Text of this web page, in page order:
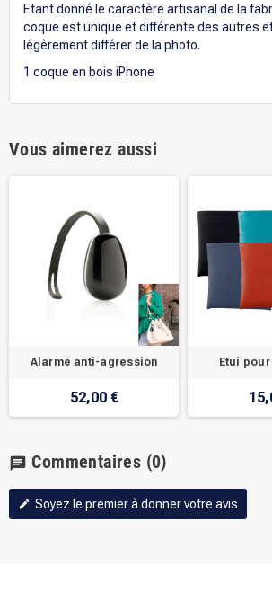
Etant donné le caractère artisanal de la
coque est unique et différente des autres
légèrement différer de la photo.
1 coque en bois iPhone
Vous aimerez aussi
Alarme anti-agression
52,00 €
Etui
chat Commentaires (0)
edit Soyez le premier à donner votre avis